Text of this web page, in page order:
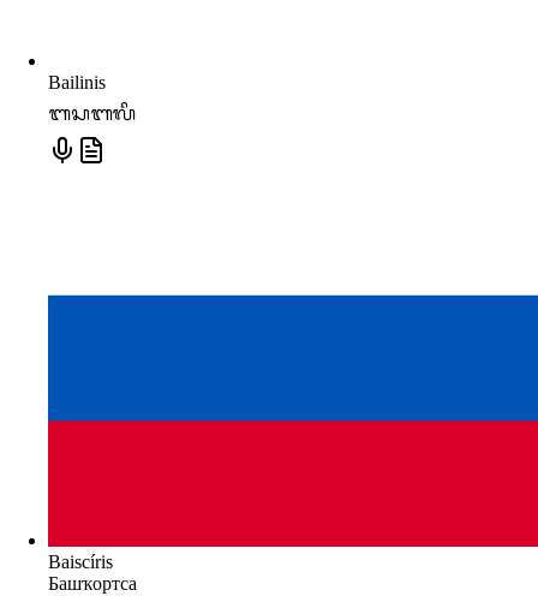
Bailinis
ᬩᬲᬩᬮᬶ
Baiscíris
Башҡортса